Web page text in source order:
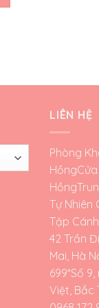
LIÊN HỆ
Phòng
Hồng
Hồng
Tự Nhiên
Tập
42 Trần
Mai, Hà
699*Số
Việt, Bắc